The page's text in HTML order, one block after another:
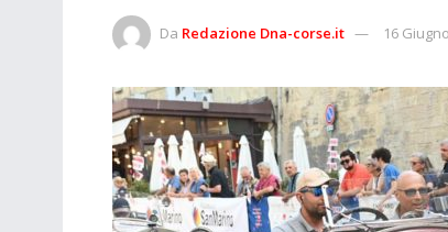
Da Redazione Dna-corse.it 16